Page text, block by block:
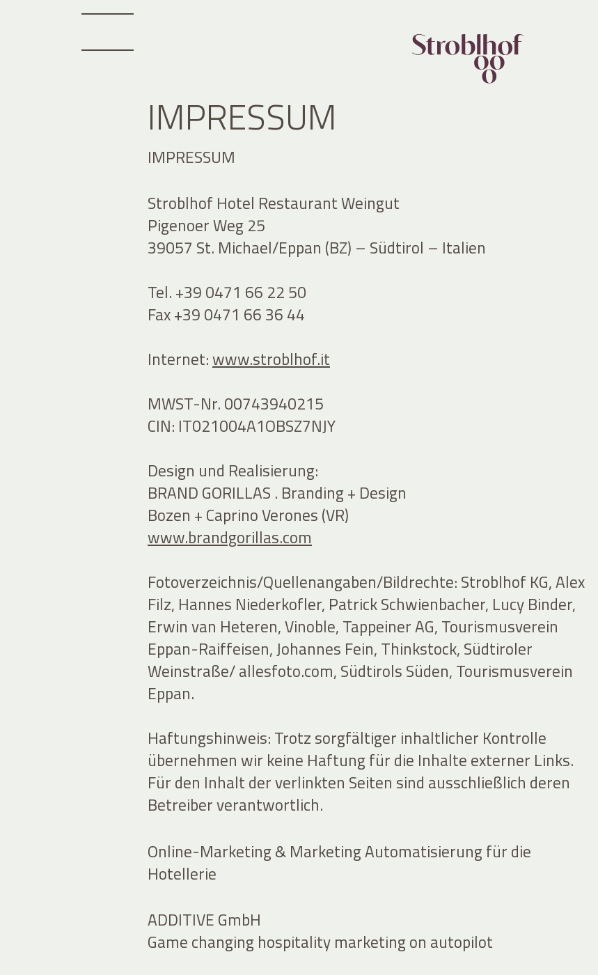
IMPRESSUM
IMPRESSUM
Stroblhof Hotel Restaurant Weingut
Pigenoer Weg 25
39057 St. Michael/Eppan (BZ) – Südtirol – Italien
Tel. +39 0471 66 22 50
Fax +39 0471 66 36 44
Internet:www.stroblhof.it
MWST-Nr. 00743940215
CIN: IT021004A1OBSZ7NJY
Design und Realisierung:
BRAND GORILLAS . Branding + Design
Bozen + Caprino Verones (VR)
www.brandgorillas.com
Fotoverzeichnis/Quellenangaben/Bildrechte: Stroblhof KG, Alex
Filz, Hannes Niederkofler, Patrick Schwienbacher, Lucy Binder,
Erwin van Heteren, Vinoble, Tappeiner AG, Tourismusverein
Eppan-Raiffeisen, Johannes Fein, Thinkstock, Südtiroler
Weinstraße/ allesfoto.com, Südtirols Süden, Tourismusverein
Eppan.
Haftungshinweis: Trotz sorgfältiger inhaltlicher Kontrolle
übernehmen wir keine Haftung für die Inhalte externer Links.
Für den Inhalt der verlinkten Seiten sind ausschließlich deren
Betreiber verantwortlich.
Online-Marketing & Marketing Automatisierung für die
Hotellerie
ADDITIVE GmbH
Game changing hospitality marketing on autopilot